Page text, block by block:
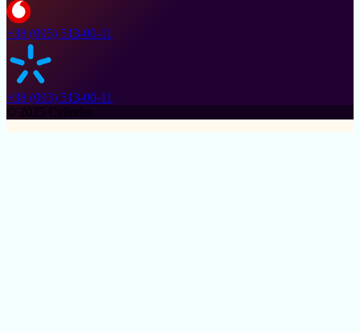
+38 (095) 513-00-11
+38 (093) 513-00-11
© 2025 Cylinder